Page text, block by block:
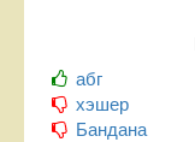
абг
хэшер
Бандана